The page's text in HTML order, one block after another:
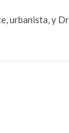
urbanista, y